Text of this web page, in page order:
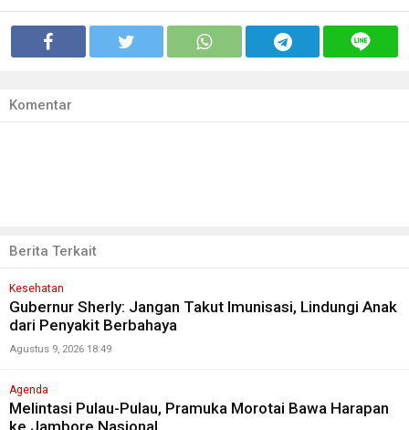
Komentar
Berita Terkait
Kesehatan
Gubernur Sherly: Jangan Takut Imunisasi, Lindungi Anak
dari Penyakit Berbahaya
Agustus 9, 2026 18:49
Agenda
Melintasi Pulau-Pulau, Pramuka Morotai Bawa Harapan